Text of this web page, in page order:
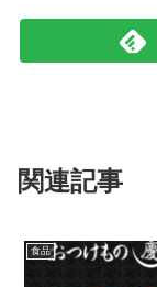
関連記事
食品